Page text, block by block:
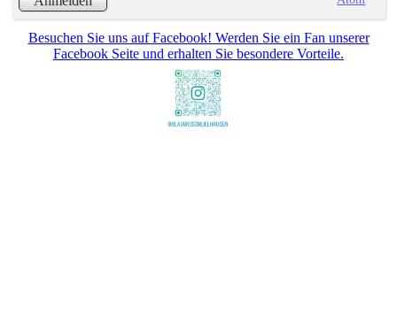
Besuchen Sie uns auf Facebook! Werden Sie ein Fan unserer
Facebook Seite und erhalten Sie besondere Vorteile.